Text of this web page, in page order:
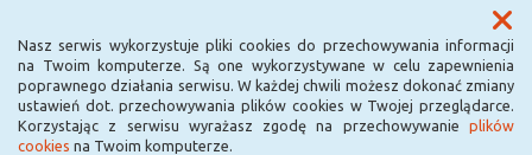
Nasz serwis wykorzystuje pliki cookies do przechowywania informacji
na Twoim komputerze. Są one wykorzystywane w celu zapewnienia
poprawnego działania serwisu. W każdej chwili możesz dokonać zmiany
ustawień dot. przechowywania plików cookies w Twojej przeglądarce.
Korzystając z serwisu wyrażasz zgodę na przechowywanie plików
cookies na Twoim komputerze.
Menu
Urząd Miejski w